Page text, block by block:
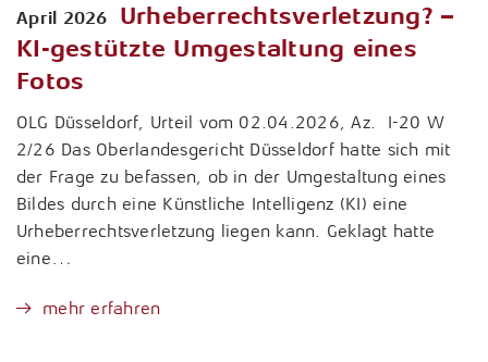
April 2026
Urheberrechtsverletzung? –
KI-gestützte Umgestaltung eines
Fotos
OLG Düsseldorf, Urteil vom 02.04.2026, Az. I-20 W
2/26 Das Oberlandesgericht Düsseldorf hatte sich mit
der Frage zu befassen, ob in der Umgestaltung eines
Bildes durch eine Künstliche Intelligenz (KI) eine
Urheberrechtsverletzung liegen kann. Geklagt hatte
eine…
mehr erfahren